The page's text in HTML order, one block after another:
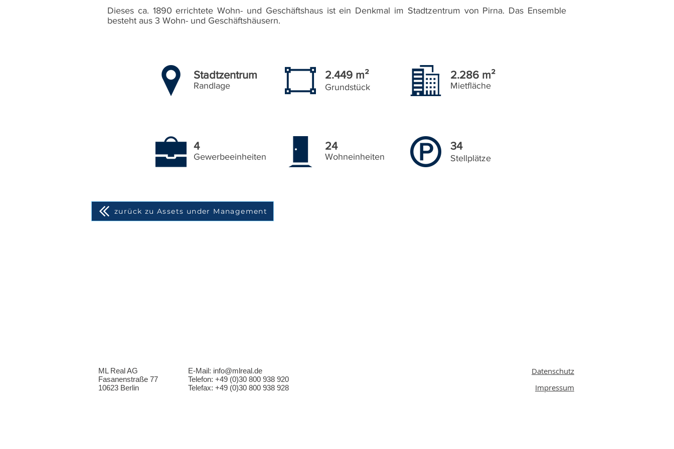
Dieses ca. 1890 errichtete Wohn- und Geschäftshaus ist ein Denkmal im Stadtzentrum von Pirna. Das Ensemble
besteht aus 3 Wohn- und Geschäftshäusern.
Stadtzentrum
Randlage
2.449 m²
Grundstück
2.286 m²
Mietfläche
4
Gewerbeeinheiten
24
Wohneinheiten
34
Stellplätze
zurück zu Assets under Management
E-Mail: info@mlreal.de
Telefon: +49 (0)30 800 938 920
Telefax: +49 (0)30 800 938 928
ML Real AG
Fasanenstraße 77
10623 Berlin
Datenschutz
Impressum